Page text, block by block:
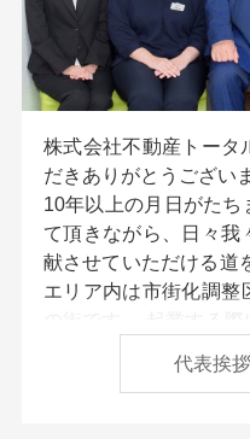
株式会社不動産トータ
だきありがとうござい
10年以上の月日がたち
て頂きながら、日々我
献させていただける道
エリア内は市街化調整
リアで少しでもお役立
代表挨